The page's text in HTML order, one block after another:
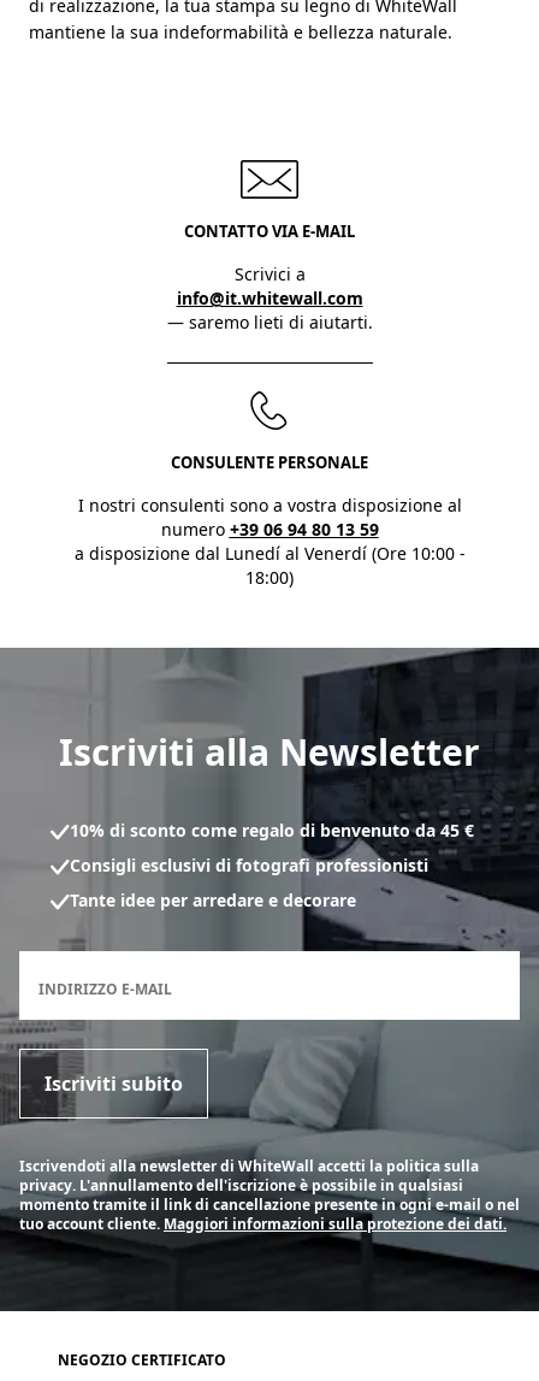
di realizzazione, la tua stampa su legno di WhiteWall
mantiene la sua indeformabilità e bellezza naturale.
CONTATTO VIA E-MAIL
Scrivici a
info@it.whitewall.com
— saremo lieti di aiutarti.
CONSULENTE PERSONALE
I nostri consulenti sono a vostra disposizione al
numero +39 06 94 80 13 59
a disposizione dal Lunedí al Venerdí (Ore 10:00 -
18:00)
Iscriviti alla Newsletter
10% di sconto come regalo di benvenuto da 45 €
Consigli esclusivi di fotografi professionisti
Tante idee per arredare e decorare
INDIRIZZO E-MAIL
Iscriviti subito
Iscrivendoti alla newsletter di WhiteWall accetti la politica sulla
privacy. L'annullamento dell'iscrizione è possibile in qualsiasi
momento tramite il link di cancellazione presente in ogni e-mail o nel
tuo account cliente. Maggiori informazioni sulla protezione dei dati.
NEGOZIO CERTIFICATO